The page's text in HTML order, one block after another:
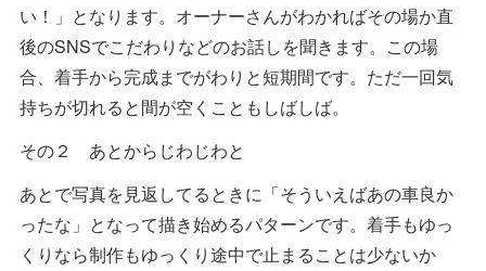
い！」となります。オーナーさんがわかればその場か直
後のSNSでこだわりなどのお話しを聞きます。この場
合、着手から完成までがわりと短期間です。ただ一回気
持ちが切れると間が空くこともしばしば。
その２ あとからじわじわと
あとで写真を見返してるときに「そういえばあの車良か
ったな」となって描き始めるパターンです。着手もゆっ
くりなら制作もゆっくり途中で止まることは少ないか